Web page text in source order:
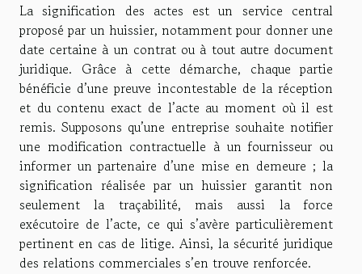
La signification des actes est un service central
proposé par un huissier, notamment pour donner une
date certaine à un contrat ou à tout autre document
juridique. Grâce à cette démarche, chaque partie
bénéficie d’une preuve incontestable de la réception
et du contenu exact de l’acte au moment où il est
remis. Supposons qu’une entreprise souhaite notifier
une modification contractuelle à un fournisseur ou
informer un partenaire d’une mise en demeure ; la
signification réalisée par un huissier garantit non
seulement la traçabilité, mais aussi la force
exécutoire de l’acte, ce qui s’avère particulièrement
pertinent en cas de litige. Ainsi, la sécurité juridique
des relations commerciales s’en trouve renforcée.